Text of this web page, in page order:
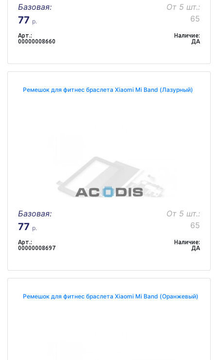
Базовая:
77 р.
От 5 шт.:
65
Арт.:
00000008660
Наличие:
ДА
Ремешок для фитнес браслета Xiaomi Mi Band (Лазурный)
Базовая:
77 р.
От 5 шт.:
65
Арт.:
00000008697
Наличие:
ДА
Ремешок для фитнес браслета Xiaomi Mi Band (Оранжевый)